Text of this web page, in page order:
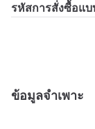
รหัสการสั่งซื้อแบ
ข้อมูลจำเพาะ